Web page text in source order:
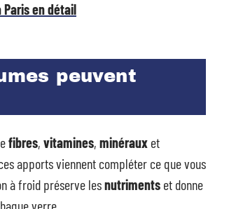
en détail
peuvent
fibres, vitamines, minéraux et
apports viennent compléter ce que vous
à froid préserve lesnutriments et donne
verre.